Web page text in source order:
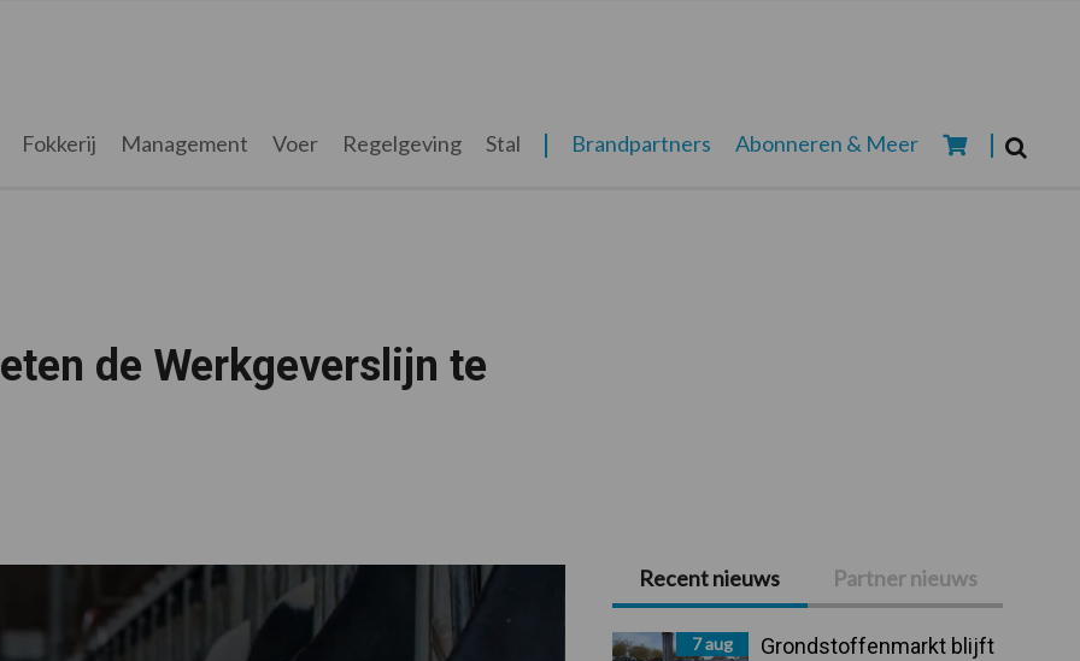
Fokkerij Management Voer Regelgeving Stal Brandpartners Abonneren & Meer
de Werkgeverslijn te
Primaire
Sidebar
Recent nieuws Partner nieuws
7 aug
Grondstoffenmarkt blijft